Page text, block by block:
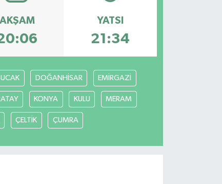
AKŞAM YATSI
21:34
DOĞANHİSAR EMİRGAZİ
KONYA KULU MERAM
ÇELTİK ÇUMRA